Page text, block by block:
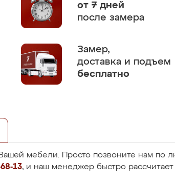
от 7 дней
после замера
Замер,
доставка и подъем
бесплатно
Вашей мебели. Просто позвоните нам по
13, и наш менеджер быстро рассчитает